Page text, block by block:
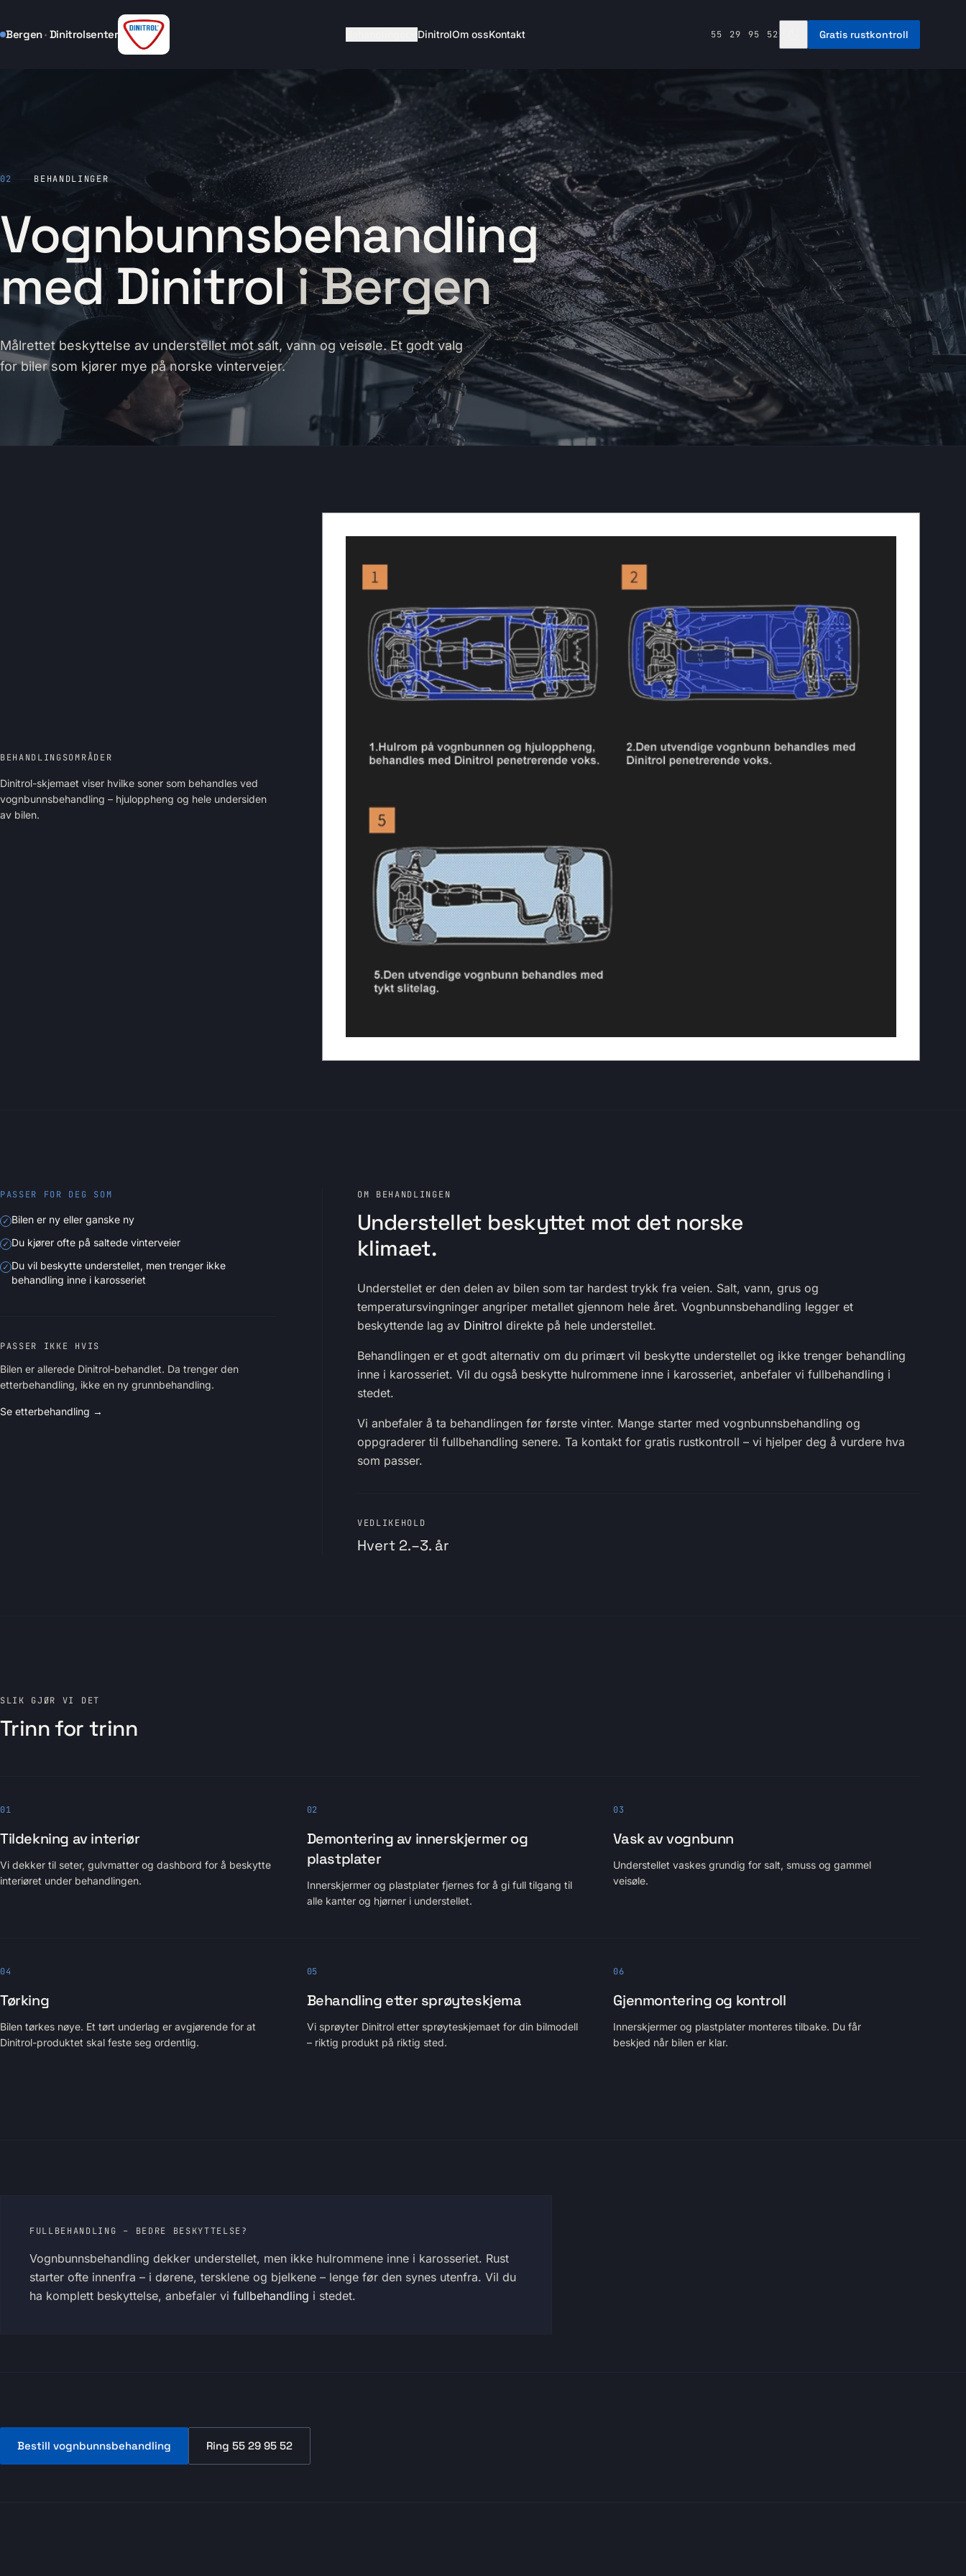
Bergen· Dinitrolsenter DinitrolOm ossKontakt 55 29 95 52 Gratis rustkontroll
02 BEHANDLINGER
Vognbunnsbehandling
med Dinitroli Bergen
Målrettet beskyttelse av understellet mot salt, vann og veisøle. Et godt valg
for biler som kjører mye på norske vinterveier.
BEHANDLINGSOMRÅDER
Dinitrol-skjemaet viser hvilke soner som behandles ved
vognbunnsbehandling – hjuloppheng og hele undersiden
av bilen.
PASSER FOR DEG SOM
✓ Bilen er ny eller ganske ny
✓ Du kjører ofte på saltede vinterveier
✓ Du vil beskytte understellet, men trenger ikke
behandling inne i karosseriet
PASSER IKKE HVIS
Bilen er allerede Dinitrol-behandlet. Da trenger den
etterbehandling, ikke en ny grunnbehandling.
Se etterbehandling →
OM BEHANDLINGEN
Understellet beskyttet mot det norske
klimaet.
Understellet er den delen av bilen som tar hardest trykk fra veien. Salt, vann, grus og
temperatursvingninger angriper metallet gjennom hele året. Vognbunnsbehandling legger et
beskyttende lag av Dinitrol direkte på hele understellet.
Behandlingen er et godt alternativ om du primært vil beskytte understellet og ikke trenger behandling
inne i karosseriet. Vil du også beskytte hulrommene inne i karosseriet, anbefaler vi fullbehandling i
stedet.
Vi anbefaler å ta behandlingen før første vinter. Mange starter med vognbunnsbehandling og
oppgraderer til fullbehandling senere. Ta kontakt for gratis rustkontroll – vi hjelper deg å vurdere hva
som passer.
VEDLIKEHOLD
Hvert 2.–3. år
SLIK GJØR VI DET
Trinn for trinn
01
Tildekning av interiør
Vi dekker til seter, gulvmatter og dashbord for å beskytte
interiøret under behandlingen.
02
Demontering av innerskjermer og
plastplater
Innerskjermer og plastplater fjernes for å gi full tilgang til
alle kanter og hjørner i understellet.
03
Vask av vognbunn
Understellet vaskes grundig for salt, smuss og gammel
veisøle.
04
Tørking
Bilen tørkes nøye. Et tørt underlag er avgjørende for at
Dinitrol-produktet skal feste seg ordentlig.
05
Behandling etter sprøyteskjema
Vi sprøyter Dinitrol etter sprøyteskjemaet for din bilmodell
– riktig produkt på riktig sted.
06
Gjenmontering og kontroll
Innerskjermer og plastplater monteres tilbake. Du får
beskjed når bilen er klar.
FULLBEHANDLING – BEDRE BESKYTTELSE?
Vognbunnsbehandling dekker understellet, men ikke hulrommene inne i karosseriet. Rust
starter ofte innenfra – i dørene, tersklene og bjelkene – lenge før den synes utenfra. Vil du
ha komplett beskyttelse, anbefaler vi fullbehandling i stedet.
Bestill vognbunnsbehandling
(åpner i ny fane) Ring 55 29 95 52